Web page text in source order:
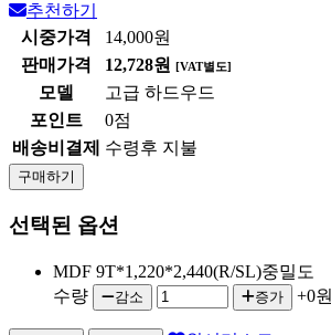
추천하기
시중가격
14,000원
판매가격
12,728원 [VAT별도]
모델
고급 하드우드
포인트
0점
배송비결제
수령후 지불
구매하기
선택된 옵션
MDF 9T*1,220*2,440(R/SL)중밀도
수량
감소 증가 +0원